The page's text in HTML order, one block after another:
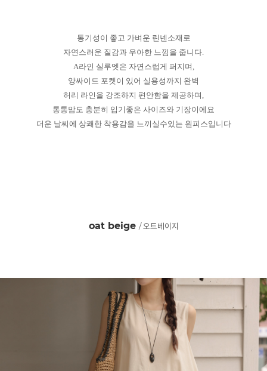
통기성이 좋고 가벼운 린넨소재로
자연스러운 질감과 우아한 느낌을 줍니다.
A라인 실루엣은 자연스럽게 퍼지며,
양싸이드 포켓이 있어 실용성까지 완벽
허리 라인을 강조하지 편안함을 제공하며,
통통맘도 충분히 입기좋은 사이즈와 기장이에요
더운 날씨에 상쾌한 착용감을 느끼실수있는 원피스입니다
oat beige / 오트베이지